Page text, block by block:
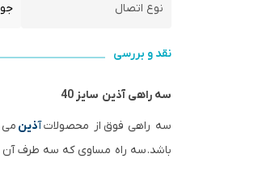
نوع اتصال
نقد و بررسی
سه راهی آذین سایز 40
سه راهی فوق از محصولاتآذین می
باشد. سه راه مساوی که سه طرف آن